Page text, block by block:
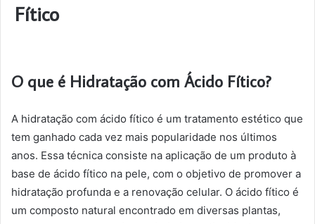
Fítico
O que é Hidratação com Ácido Fítico?
A hidratação com ácido fítico é um tratamento estético que
tem ganhado cada vez mais popularidade nos últimos
anos. Essa técnica consiste na aplicação de um produto à
base de ácido fítico na pele, com o objetivo de promover a
hidratação profunda e a renovação celular. O ácido fítico é
um composto natural encontrado em diversas plantas,